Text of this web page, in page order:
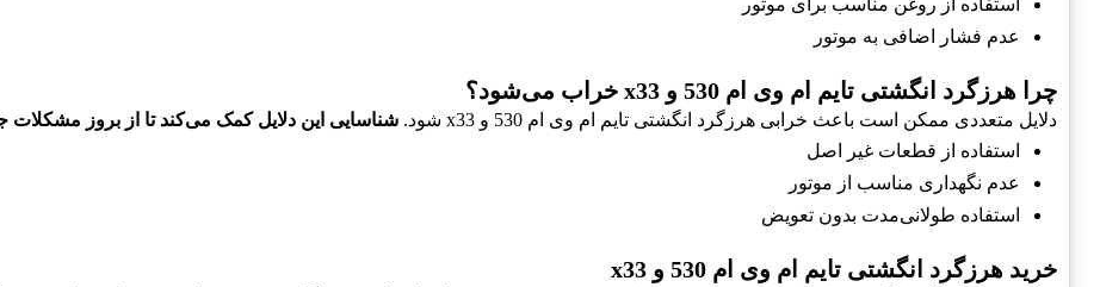
استفاده از روغن مناسب برای موتور
عدم فشار اضافی به موتور
چرا هرزگرد انگشتی تایم ام وی ام 530 و x33 خراب می‌شود؟
دلایل متعددی ممکن است باعث خرابی هرزگرد انگشتی تایم ام وی ام 530 و x33 شود.
شناسایی این دلایل کمک می‌کند تا از بروز مشکلات
استفاده از قطعات غیر اصل
عدم نگهداری مناسب از موتور
استفاده طولانی‌مدت بدون تعویض
خرید هرزگرد انگشتی تایم ام وی ام 530 و x33